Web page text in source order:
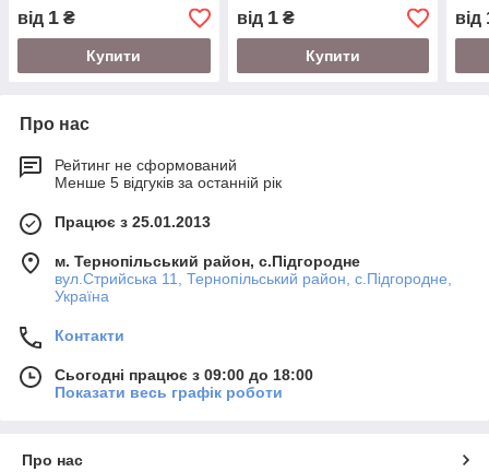
від 1 ₴
Купити
від 1₴
Купити
від
Про нас
Рейтинг не сформований
Менше 5 відгуків за останній рік
Працює з 25.01.2013
м. Тернопільський район, с.Підгородне
вул.Стрийська 11, Тернопільський район, с.Підгородне,
Україна
Контакти
Сьогодні працює з 09:00 до 18:00
Показати весь графік роботи
Про нас